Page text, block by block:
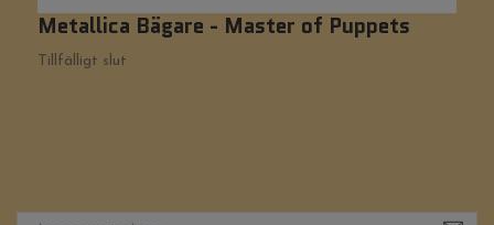
Metallica Bägare - Master of Puppets
Tillfälligt slut